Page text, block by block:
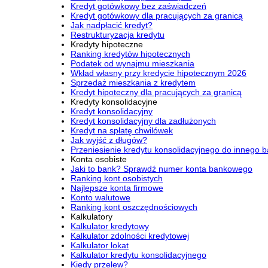
Kredyt gotówkowy bez zaświadczeń
Kredyt gotówkowy dla pracujących za granicą
Jak nadpłacić kredyt?
Restrukturyzacja kredytu
Kredyty hipoteczne
Ranking kredytów hipotecznych
Podatek od wynajmu mieszkania
Wkład własny przy kredycie hipotecznym 2026
Sprzedaż mieszkania z kredytem
Kredyt hipoteczny dla pracujących za granicą
Kredyty konsolidacyjne
Kredyt konsolidacyjny
Kredyt konsolidacyjny dla zadłużonych
Kredyt na spłatę chwilówek
Jak wyjść z długów?
Przeniesienie kredytu konsolidacyjnego do innego
Konta osobiste
Jaki to bank? Sprawdź numer konta bankowego
Ranking kont osobistych
Najlepsze konta firmowe
Konto walutowe
Ranking kont oszczędnościowych
Kalkulatory
Kalkulator kredytowy
Kalkulator zdolności kredytowej
Kalkulator lokat
Kalkulator kredytu konsolidacyjnego
Kiedy przelew?